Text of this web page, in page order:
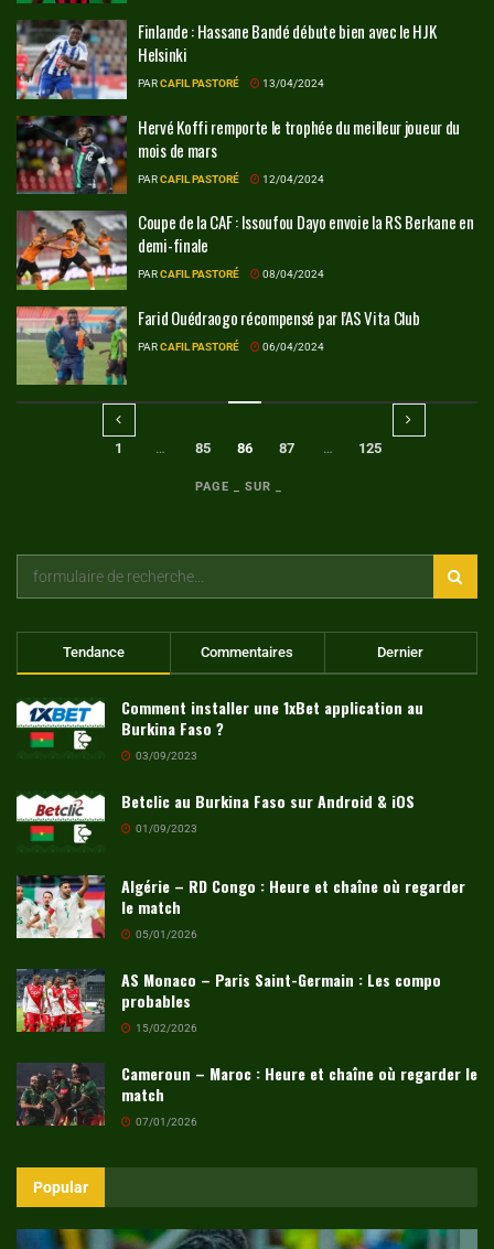
Finlande : Hassane Bandé débute bien avec le HJK
Helsinki
PARCAFIL PASTORÉ 13/04/2024
Hervé Koffi remporte le trophée du meilleur joueur du
mois de mars
PARCAFIL PASTORÉ 12/04/2024
Coupe de la CAF : Issoufou Dayo envoie la RS Berkane en
demi-finale
PARCAFIL PASTORÉ 08/04/2024
Farid Ouédraogo récompensé par l’AS Vita Club
PARCAFIL PASTORÉ 06/04/2024
PAGE _ SUR _
1 … 85 86 87 … 125
Tendance Commentaires Dernier
Comment installer une 1xBet application au
Burkina Faso ?
03/09/2023
Betclic au Burkina Faso sur Android & iOS
01/09/2023
Algérie – RD Congo : Heure et chaîne où regarder
le match
05/01/2026
AS Monaco – Paris Saint-Germain : Les compo
probables
15/02/2026
Cameroun – Maroc : Heure et chaîne où regarder le
match
07/01/2026
Popular